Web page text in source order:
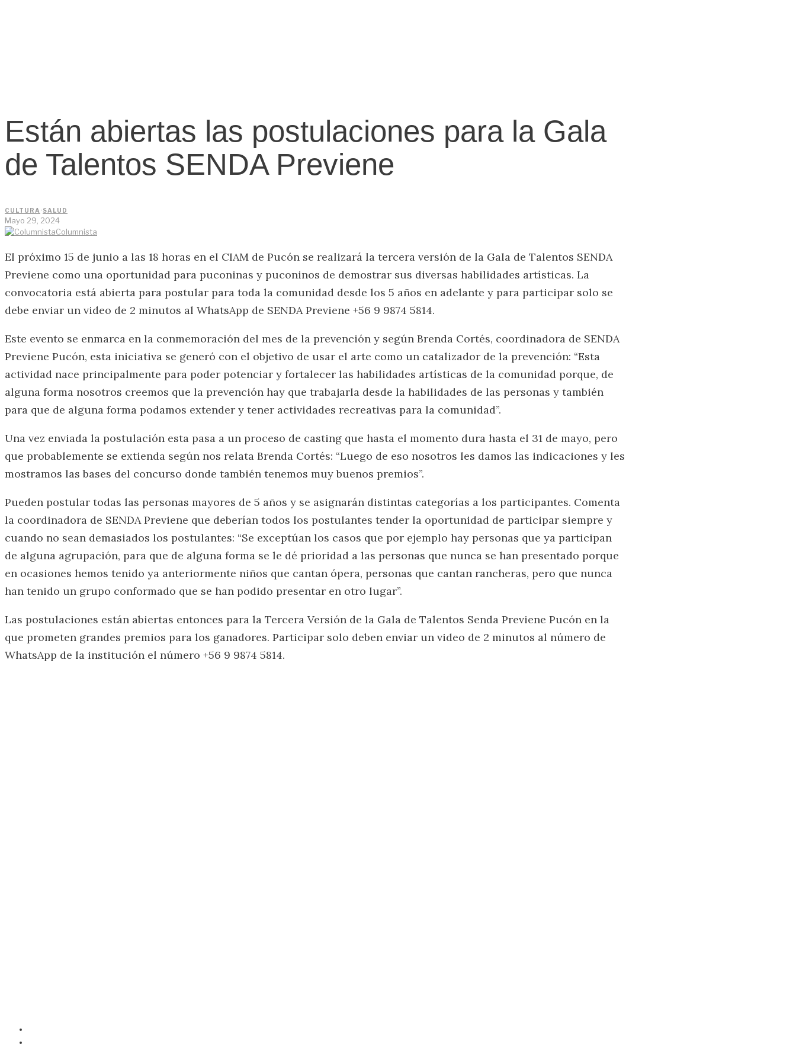
Están abiertas las postulaciones para la Gala
de Talentos SENDA Previene
CULTURA ·SALUD
Mayo 29, 2024
Columnista
El próximo 15 de junio a las 18 horas en el CIAM de Pucón se realizará la tercera versión de la Gala de Talentos SENDA
Previene como una oportunidad para puconinas y puconinos de demostrar sus diversas habilidades artísticas. La
convocatoria está abierta para postular para toda la comunidad desde los 5 años en adelante y para participar solo se
debe enviar un video de 2 minutos al WhatsApp de SENDA Previene +56 9 9874 5814.
Este evento se enmarca en la conmemoración del mes de la prevención y según Brenda Cortés, coordinadora de SENDA
Previene Pucón, esta iniciativa se generó con el objetivo de usar el arte como un catalizador de la prevención: “Esta
actividad nace principalmente para poder potenciar y fortalecer las habilidades artísticas de la comunidad porque, de
alguna forma nosotros creemos que la prevención hay que trabajarla desde la habilidades de las personas y también
para que de alguna forma podamos extender y tener actividades recreativas para la comunidad”.
Una vez enviada la postulación esta pasa a un proceso de casting que hasta el momento dura hasta el 31 de mayo, pero
que probablemente se extienda según nos relata Brenda Cortés: “Luego de eso nosotros les damos las indicaciones y les
mostramos las bases del concurso donde también tenemos muy buenos premios”.
Pueden postular todas las personas mayores de 5 años y se asignarán distintas categorías a los participantes. Comenta
la coordinadora de SENDA Previene que deberían todos los postulantes tender la oportunidad de participar siempre y
cuando no sean demasiados los postulantes: “Se exceptúan los casos que por ejemplo hay personas que ya participan
de alguna agrupación, para que de alguna forma se le dé prioridad a las personas que nunca se han presentado porque
en ocasiones hemos tenido ya anteriormente niños que cantan ópera, personas que cantan rancheras, pero que nunca
han tenido un grupo conformado que se han podido presentar en otro lugar”.
Las postulaciones están abiertas entonces para la Tercera Versión de la Gala de Talentos Senda Previene Pucón en la
que prometen grandes premios para los ganadores. Participar solo deben enviar un video de 2 minutos al número de
WhatsApp de la institución el número +56 9 9874 5814.